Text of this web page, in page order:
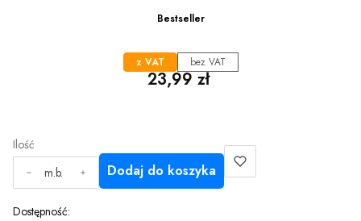
Bestseller
z VAT bez VAT
Cena
23,99 zł
Ilość
m.b.
Dodaj do koszyka
Dostępność: